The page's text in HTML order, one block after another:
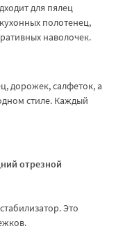
для пялец
полотенец,
наволочек.
дорожек, салфеток, а
стиле. Каждый
отрезной
Это